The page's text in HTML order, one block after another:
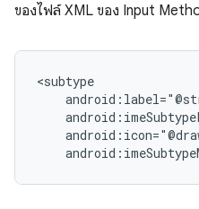
ของไฟล์ XML ของ Input